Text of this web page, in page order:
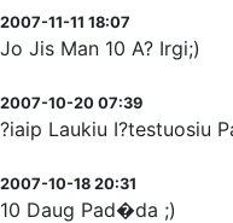
2007-11-11 18:07
Jo Jis Man 10 A? Irgi;)
2007-10-20 07:39
?iaip Laukiu I?testuosiu
2007-10-18 20:31
10 Daug Pad�da ;)